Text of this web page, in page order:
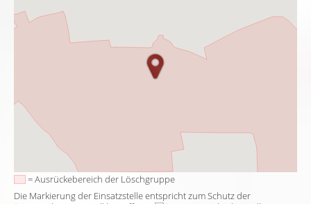
= Ausrückebereich der Löschgruppe
Die Markierung der Einsatzstelle entspricht zum Schutz der